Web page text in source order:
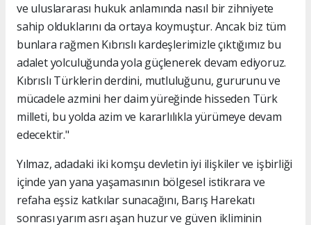
ve uluslararası hukuk anlamında nasıl bir zihniyete
sahip olduklarını da ortaya koymuştur. Ancak biz tüm
bunlara rağmen Kıbrıslı kardeşlerimizle çıktığımız bu
adalet yolculuğunda yola güçlenerek devam ediyoruz.
Kıbrıslı Türklerin derdini, mutluluğunu, gururunu ve
mücadele azmini her daim yüreğinde hisseden Türk
milleti, bu yolda azim ve kararlılıkla yürümeye devam
edecektir."
Yılmaz, adadaki iki komşu devletin iyi ilişkiler ve işbirliği
içinde yan yana yaşamasının bölgesel istikrara ve
refaha eşsiz katkılar sunacağını, Barış Harekatı
sonrası yarım asrı aşan huzur ve güven ikliminin